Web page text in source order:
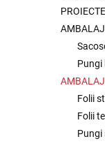
Pungi
Folii
Folii
Pungi